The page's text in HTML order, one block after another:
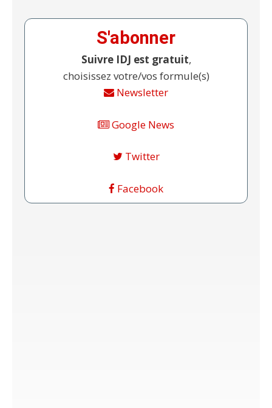
S'abonner
Suivre IDJ est gratuit,
choisissez votre/vos formule(s)
Newsletter
Google News
Twitter
Facebook